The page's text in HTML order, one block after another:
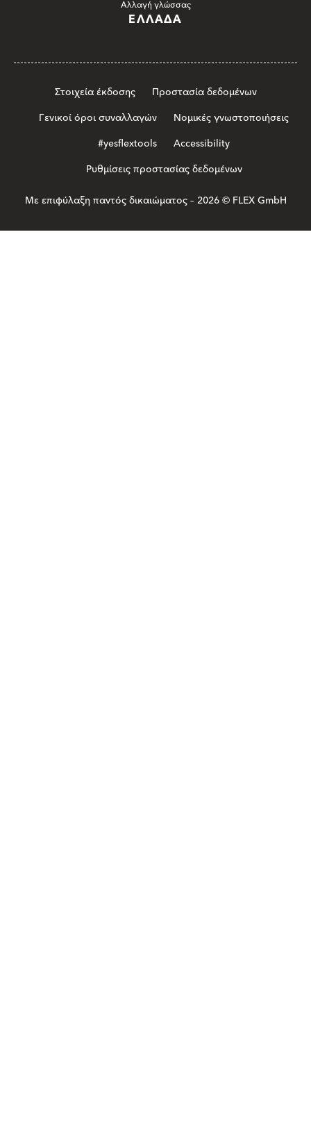
Αλλαγή γλώσσας
ΕΛΛΆΔΑ
Στοιχεία έκδοσης
Προστασία δεδομένων
Γενικοί όροι συναλλαγών
Νομικές γνωστοποιήσεις
#yesflextools
Accessibility
Ρυθμίσεις προστασίας δεδομένων
Με επιφύλαξη παντός δικαιώματος – 2026 © FLEX GmbH